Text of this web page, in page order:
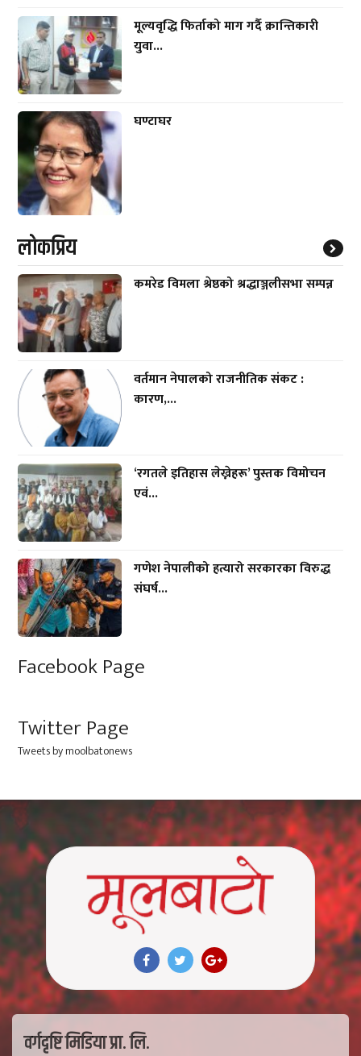
मूल्यवृद्धि फिर्ताको माग गर्दै क्रान्तिकारी
युवा...
घण्टाघर
लाेकप्रिय
कमरेड विमला श्रेष्ठको श्रद्धाञ्जलीसभा सम्पन्न
वर्तमान नेपालको राजनीतिक संकट :
कारण,...
‘रगतले इतिहास लेख्नेहरू’ पुस्तक विमोचन
एवं...
गणेश नेपालीको हत्यारो सरकारका विरुद्ध
संघर्ष...
Facebook Page
Twitter Page
Tweets by moolbatonews
वर्गदृष्टि मिडिया प्रा. लि.